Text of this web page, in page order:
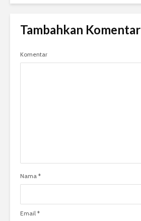
Tambahkan Komentar
Komentar
Nama *
Email *